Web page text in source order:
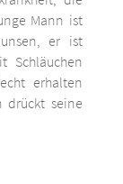
Mann ist
er ist
Schläuchen
erhalten
drückt seine